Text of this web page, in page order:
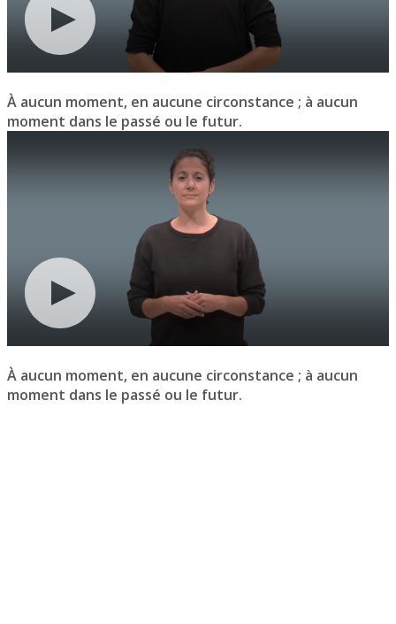
À aucun moment, en aucune circonstance ; à aucun
moment dans le passé ou le futur.
À aucun moment, en aucune circonstance ; à aucun
moment dans le passé ou le futur.